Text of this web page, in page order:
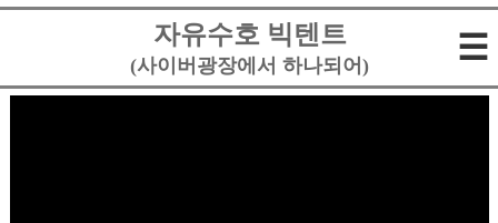
자유수호 빅텐트
(사이버광장에서 하나되어) ☰